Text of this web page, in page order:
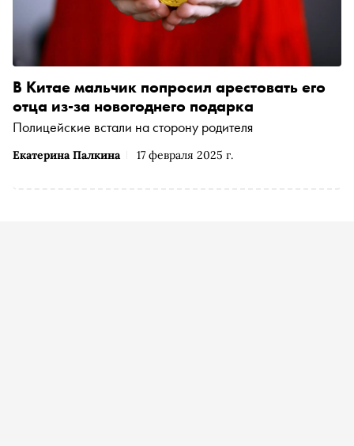
Екатерина Палкина 17 февраля 2025 г.
В Китае мальчик попросил арестовать его
отца из-за новогоднего подарка
Полицейские встали на сторону родителя